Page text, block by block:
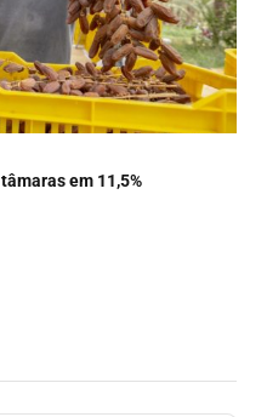
em 11,5%